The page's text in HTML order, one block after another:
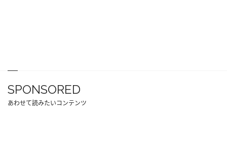
SPONSORED
あわせて読みたいコンテンツ